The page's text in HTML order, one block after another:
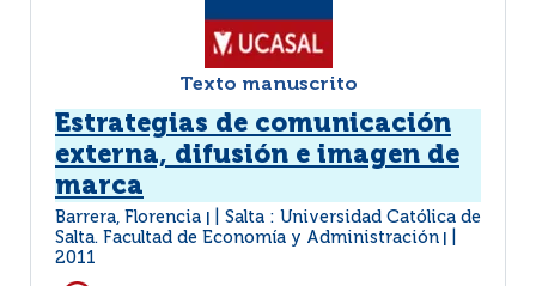
Texto manuscrito
Estrategias de comunicación
externa, difusión e imagen de
marca
Barrera, Florencia
Salta : Universidad Católica de
Salta. Facultad de Economía y Administración
2011